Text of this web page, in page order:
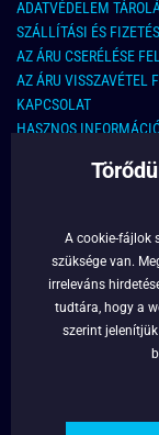
ADATVÉDELEM
SZÁLLÍTÁSI ÉS
AZ ÁRU CSERÉLÉSE
AZ ÁRU VISSZAVÉTEL
KAPCSOLAT
HASZNOS
KAPCSOLAT
FONTOS
RÓLUNK
A cookie-fájlok
szüksége van.
irreleváns
tudtára, hogy a
szerint